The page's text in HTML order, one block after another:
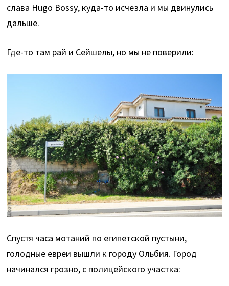
слава Hugo Bossу, куда-то исчезла и мы двинулись
дальше.
Где-то там рай и Сейшелы, но мы не поверили:
Спустя часа мотаний по египетской пустыни,
голодные евреи вышли к городу Ольбия. Город
начинался грозно, с полицейского участка: